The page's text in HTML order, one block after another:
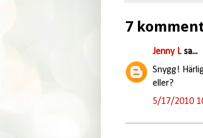
7
Jenny Lsa...
Snygg!
eller?
5/17/2010